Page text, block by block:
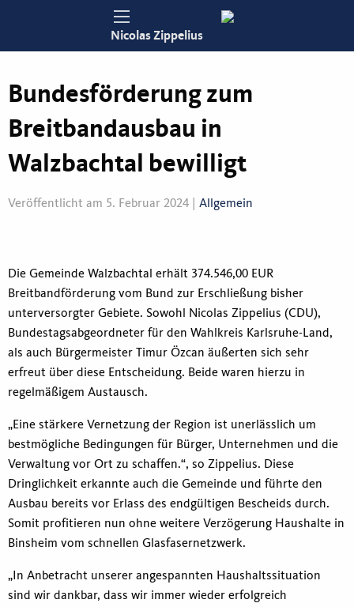
Nicolas Zippelius
Bundesförderung zum
Breitbandausbau in
Walzbachtal bewilligt
Veröffentlicht am 5. Februar 2024 | Allgemein
Die Gemeinde Walzbachtal erhält 374.546,00 EUR
Breitbandförderung vom Bund zur Erschließung bisher
unterversorgter Gebiete. Sowohl Nicolas Zippelius (CDU),
Bundestagsabgeordneter für den Wahlkreis Karlsruhe-Land,
als auch Bürgermeister Timur Özcan äußerten sich sehr
erfreut über diese Entscheidung. Beide waren hierzu in
regelmäßigem Austausch.
„Eine stärkere Vernetzung der Region ist unerlässlich um
bestmögliche Bedingungen für Bürger, Unternehmen und die
Verwaltung vor Ort zu schaffen.“, so Zippelius. Diese
Dringlichkeit erkannte auch die Gemeinde und führte den
Ausbau bereits vor Erlass des endgültigen Bescheids durch.
Somit profitieren nun ohne weitere Verzögerung Haushalte in
Binsheim vom schnellen Glasfasernetzwerk.
„In Anbetracht unserer angespannten Haushaltssituation
sind wir dankbar, dass wir immer wieder erfolgreich